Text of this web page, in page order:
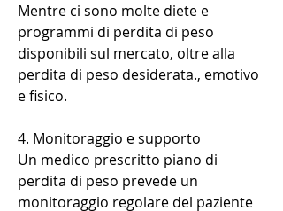
Mentre ci sono molte diete e
programmi di perdita di peso
disponibili sul mercato, oltre alla
perdita di peso desiderata., emotivo
e fisico.
4. Monitoraggio e supporto
Un medico prescritto piano di
perdita di peso prevede un
monitoraggio regolare del paziente